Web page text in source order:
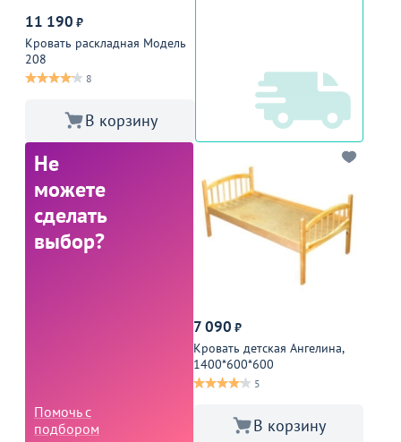
11 190 ₽
Кровать раскладная Модель
208
8
В корзину
Не
можете
сделать
выбор?
Помочь с
подбором
7 090 ₽
Кровать детская Ангелина,
1400*600*600
5
В корзину